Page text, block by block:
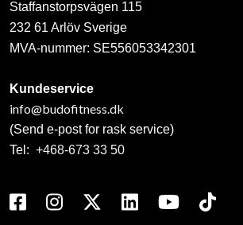
Staffanstorpsvägen 115
232 61 Arlöv Sverige
MVA-nummer: SE556053342301
Kundeservice
info@budofitness.dk
(Send e-post for rask service)
Tel: +468-673 33 50